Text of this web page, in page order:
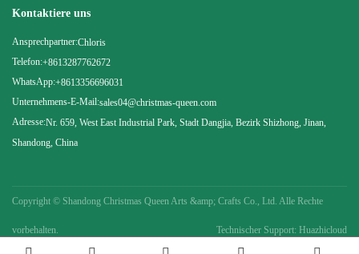
Kontaktiere uns
Ansprechpartner:Chloris
Telefon:+8613287762672
WhatsApp:+8613356696031
Unternehmens-E-Mail:sales04@christmas-queen.com
Adresse:Nr. 659, West East Industrial Park, Stadt Dangjia, Bezirk Shizhong, Jinan,
Shandong, China
Copyright © Shandong Christmas Queen Arts &amp; Crafts Co., Ltd. Alle Rechte
vorbehalten. Technischer Support: Huazhicloud